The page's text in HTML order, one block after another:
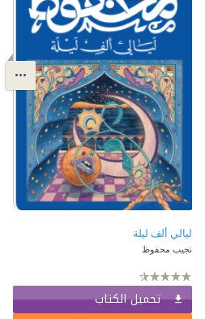
ليالي ألف ليلة
نجيب محفوظ
تحميل الكتاب